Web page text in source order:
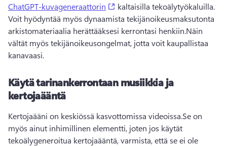
ChatGPT-kuvageneraattorin
(opens in a new tab)
Voit hyödyntää myös dynaamista tekijänoikeusmaksutonta
arkistomateriaalia herättääksesi kerrontasi henkiin.Näin
vältät myös tekijänoikeusongelmat, jotta voit kaupallistaa
kanavaasi.
Käytä tarinankerrontaan musiikkia ja
kertojaääntä
Kertojaääni on keskiössä kasvottomissa videoissa.Se on
myös ainut inhimillinen elementti, joten jos käytät
tekoälygeneroitua kertojaääntä, varmista, että se ei ole